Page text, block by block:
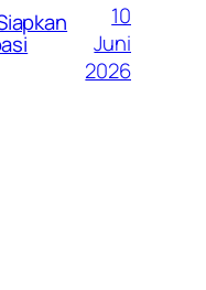
10
Juni
2026